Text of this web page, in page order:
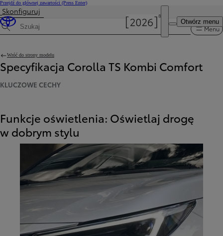
Przejdź do głównej zawartości (Press Enter)
Otwórz menu
Skonfiguruj
Wyszukaj dane techniczne Menu
Wróć do strony modelu
Specyfikacja Corolla TS Kombi Comfort
KLUCZOWE CECHY
Funkcje oświetlenia: Oświetlaj drogę
w dobrym stylu